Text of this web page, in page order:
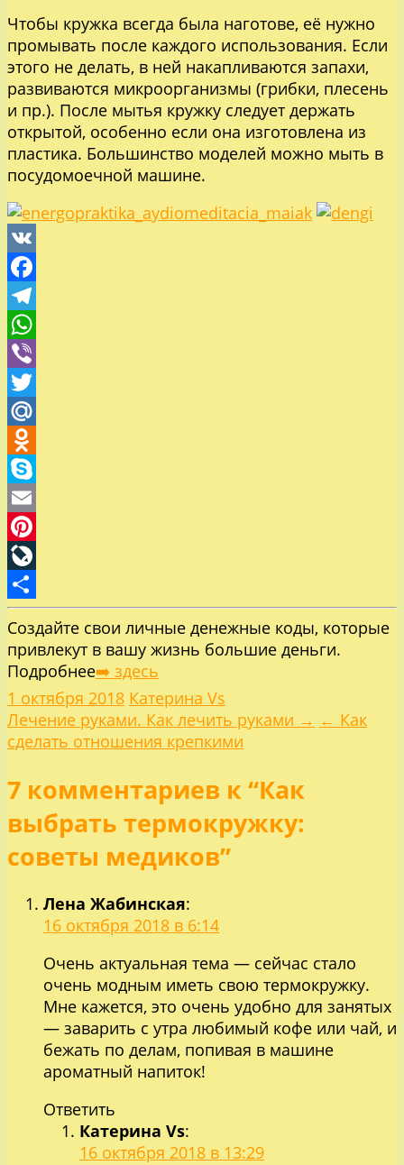
Чтобы кружка всегда была наготове, её нужно
промывать после каждого использования. Если
этого не делать, в ней накапливаются запахи,
развиваются микроорганизмы (грибки, плесень
и пр.). После мытья кружку следует держать
открытой, особенно если она изготовлена из
пластика. Большинство моделей можно мыть в
посудомоечной машине.
VK
Facebook
Telegram
WhatsApp
Viber
Twitter
Mail.Ru
Odnoklassniki
Skype
Email
Pinterest
LiveJournal
Отправить
Создайте свои личные денежные коды, которые
привлекут в вашу жизнь большие деньги.
Подробнее➡️ здесь
1 октября 2018 Катерина Vs
Навигация
по
записям
Лечение руками. Как лечить руками → ← Как
сделать отношения крепкими
7 комментариев к “Как
выбрать термокружку:
советы медиков”
Лена Жабинская:
16 октября 2018 в 6:14
Очень актуальная тема — сейчас стало
очень модным иметь свою термокружку.
Мне кажется, это очень удобно для занятых
— заварить с утра любимый кофе или чай, и
бежать по делам, попивая в машине
ароматный напиток!
Ответить
Катерина Vs:
16 октября 2018 в 13:29